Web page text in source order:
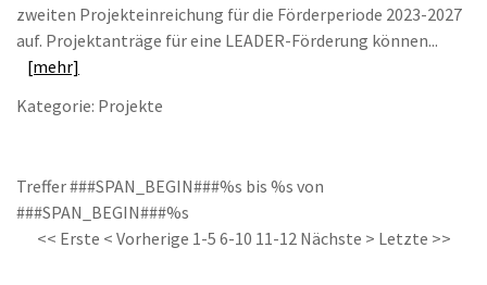
zweiten Projekteinreichung für die Förderperiode 2023-2027
auf. Projektanträge für eine LEADER-Förderung können...
[mehr]
Kategorie: Projekte
Treffer ###SPAN_BEGIN###%s bis %s von
###SPAN_BEGIN###%s
<< Erste < Vorherige 1-5 6-10 11-12 Nächste > Letzte >>